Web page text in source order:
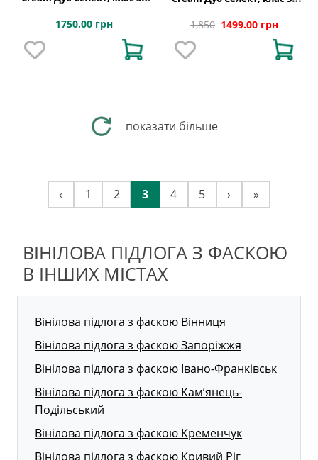
1750.00 грн 1,850 1499.00 грн
показати більше
‹ 1 2 3 4 5 › »
ВІНІЛОВА ПІДЛОГА З ФАСКОЮ
В ІНШИХ МІСТАХ
Вінілова підлога з фаскою Вінниця
Вінілова підлога з фаскою Запоріжжя
Вінілова підлога з фаскою Івано-Франківськ
Вінілова підлога з фаскою Кам’янець-
Подільський
Вінілова підлога з фаскою Кременчук
Вінілова підлога з фаскою Кривий Ріг